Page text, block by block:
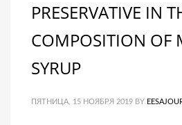
PRESERVATIVE IN
COMPOSITION OF
SYRUP
ПЯТНИЦА, 15 НОЯБРЯ 2019 BY